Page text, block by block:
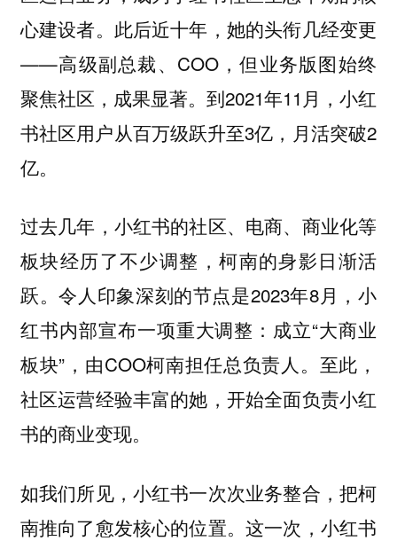
心建设者。此后近十年，她的头衔几经变更
——高级副总裁、COO，但业务版图始终
聚焦社区，成果显著。到2021年11月，小红
书社区用户从百万级跃升至3亿，月活突破2
亿。
过去几年，小红书的社区、电商、商业化等
板块经历了不少调整，柯南的身影日渐活
跃。令人印象深刻的节点是2023年8月，小
红书内部宣布一项重大调整：成立“大商业
板块”，由COO柯南担任总负责人。至此，
社区运营经验丰富的她，开始全面负责小红
书的商业变现。
如我们所见，小红书一次次业务整合，把柯
南推向了愈发核心的位置。这一次，小红书